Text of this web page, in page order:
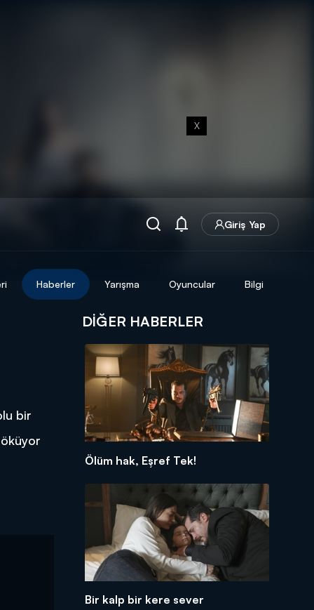
X
Giriş Yap
Haberler Yarışma Oyuncular Bilgi
bir
DIĞER HABERLER
Ölüm hak, Eşref Tek!
Bir kalp bir kere sever